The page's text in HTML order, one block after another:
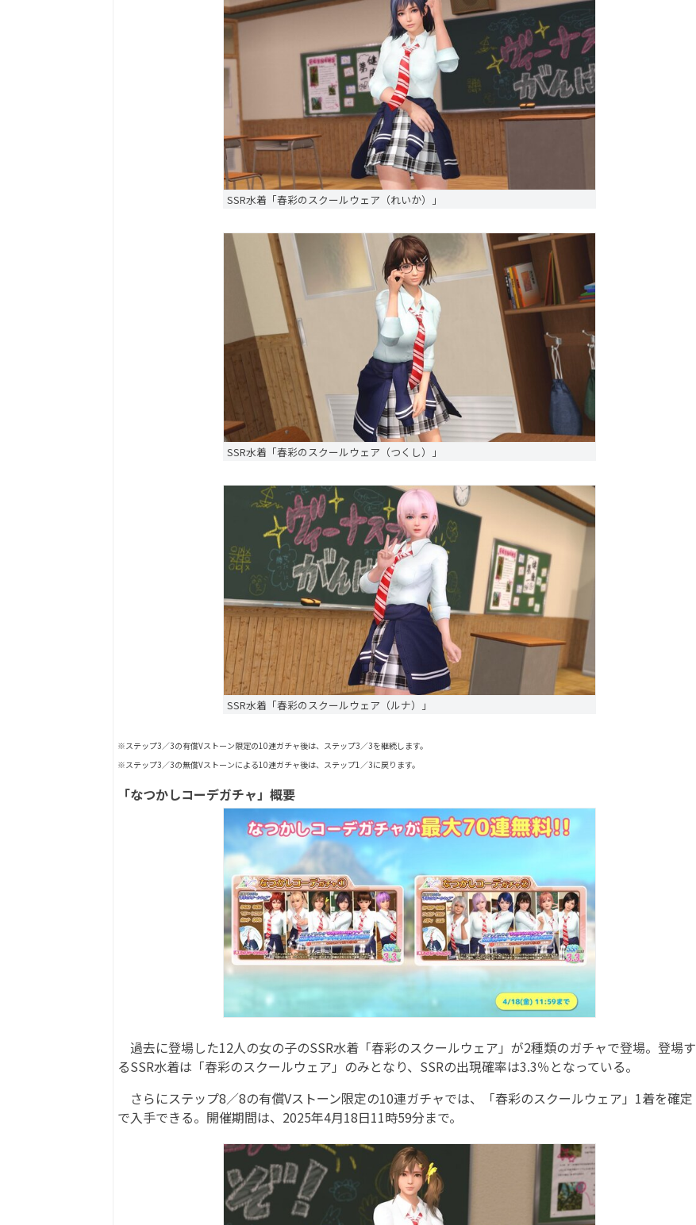
SSR水着「春彩のスクールウェア（れいか）」
SSR水着「春彩のスクールウェア（つくし）」
SSR水着「春彩のスクールウェア（ルナ）」
※ステップ3／3の有償Vストーン限定の10連ガチャ後は、ステップ3／3を継続します。
※ステップ3／3の無償Vストーンによる10連ガチャ後は、ステップ1／3に戻ります。
「なつかしコーデガチャ」概要
過去に登場した12人の女の子のSSR水着「春彩のスクールウェア」が2種類のガチャで登場。登場す
るSSR水着は「春彩のスクールウェア」のみとなり、SSRの出現確率は3.3％となっている。
さらにステップ8／8の有償Vストーン限定の10連ガチャでは、「春彩のスクールウェア」1着を確定
で入手できる。開催期間は、2025年4月18日11時59分まで。